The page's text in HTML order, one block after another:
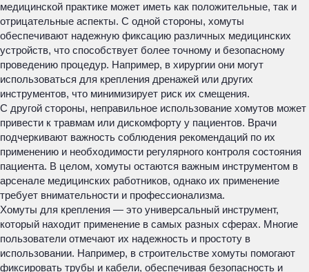
медицинской практике может иметь как положительные, так и
отрицательные аспекты. С одной стороны, хомуты
обеспечивают надежную фиксацию различных медицинских
устройств, что способствует более точному и безопасному
проведению процедур. Например, в хирургии они могут
использоваться для крепления дренажей или других
инструментов, что минимизирует риск их смещения.
С другой стороны, неправильное использование хомутов может
привести к травмам или дискомфорту у пациентов. Врачи
подчеркивают важность соблюдения рекомендаций по их
применению и необходимости регулярного контроля состояния
пациента. В целом, хомуты остаются важным инструментом в
арсенале медицинских работников, однако их применение
требует внимательности и профессионализма.
Хомуты для крепления — это универсальный инструмент,
который находит применение в самых разных сферах. Многие
пользователи отмечают их надежность и простоту в
использовании. Например, в строительстве хомуты помогают
фиксировать трубы и кабели, обеспечивая безопасность и